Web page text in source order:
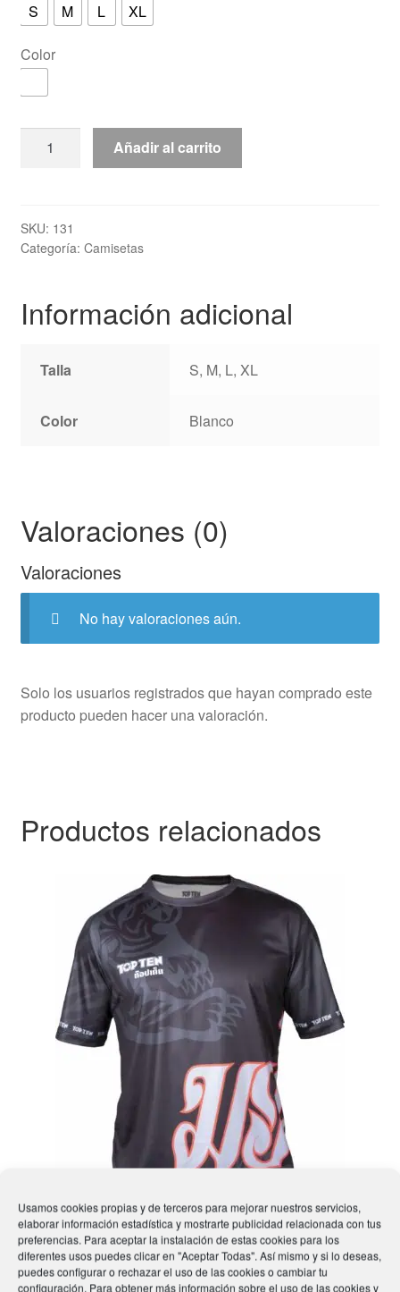
Usamos cookies propias y de terceros para mejorar nuestros servicios,
elaborar información estadística y mostrarte publicidad relacionada con tus
preferencias. Para aceptar la instalación de estas cookies para los
diferentes usos puedes clicar en "Aceptar Todas". Así mismo y si lo deseas,
puedes configurar o rechazar el uso de las cookies o cambiar tu
configuración. Para obtener más información sobre el uso de las cookies y
S
M L XL
Color
TOPTEN
cantidad
Añadir al carrito
SKU: 131
Categoría: Camisetas
Información adicional
Talla S, M, L, XL
Color Blanco
Valoraciones (0)
Valoraciones
No hay valoraciones aún.
Solo los usuarios registrados que hayan comprado este
producto pueden hacer una valoración.
Productos relacionados
Camiseta TOP TEN “Patcharee” IFMA